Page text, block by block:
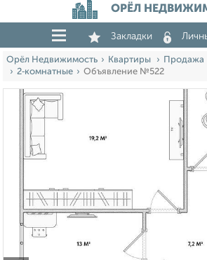
ОРЁЛ
Закладки
Орёл Недвижимость Квартиры
Продажа
2‑комнатные
Объявление №522